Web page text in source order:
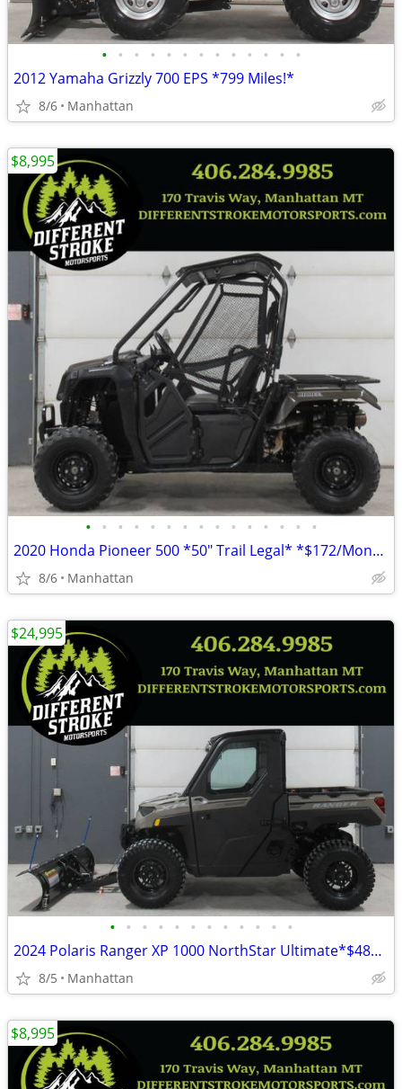
• • • • • • • • • • • • •
2012 Yamaha Grizzly 700 EPS *799 Miles!*
8/6 Manhattan
• • • • • • • • • • • • • • •
2020 Honda Pioneer 500 *50" Trail Legal* *$172/Month OAC $0 Down*
8/6 Manhattan
$8,995
• • • • • • • • • • • •
2024 Polaris Ranger XP 1000 NorthStar Ultimate*$489/Month OAC $0 Down*
8/5 Manhattan
$24,995
$8,995